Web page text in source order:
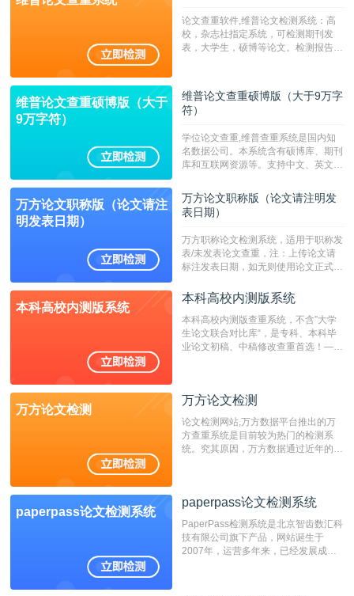
论文查重软件,维普论文检测系统：高
校，杂志社指定系统，可检测期刊发
表，大学生，硕博等论文。检测报告支
维普论文查重硕博版（大于
9万字符）
维普论文查重硕博版（大于9万字
符）
学位论文查重,维普查重系统是国内知
名数据公司。本系统含有硕博库、期刊
库和互联网资源等。支持中文、英文、
定院校！！！
万方论文职称版（论文请注
明发表日期）
万方论文职称版（论文请注明发
表日期）
万方职称论文检测系统，适用于职称发
表/未发表论文查重，注：上传论文请
标注发表日期，如无则使用论文正式发
成时间作为发表日期。
本科高校内测版系统
本科高校内测版系统
本科高校内测版查重系统，不含”大学
生论文联合对比库“，是专科、本科毕
业论文初稿、中稿修改查重首选！——
万方论文检测
万方论文检测
论文检测网站,万方数据平台推出的万
方查重系统是目前较为热门的检测系
统。究其原因，万方数据通过近年的发
非。其次，相对于知网而言，万方检测
重的推荐系统。
paperpass论文检测系统
paperpass论文检测系统
PaperPass检测系统是北京智齿数汇科
技有限公司旗下产品，网站诞生于
2007年，运营多年来，已经发展成为